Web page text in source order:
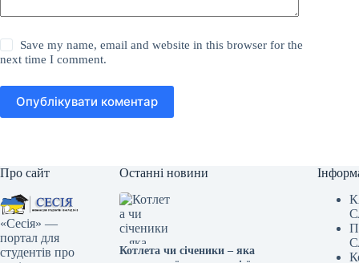
Save my name, email and website in this browser for the
next time I comment.
Опублікувати коментар
Про сайт
«Сесія» —
портал для
студентів про
Останні новини
Котлета чи січеники – яка